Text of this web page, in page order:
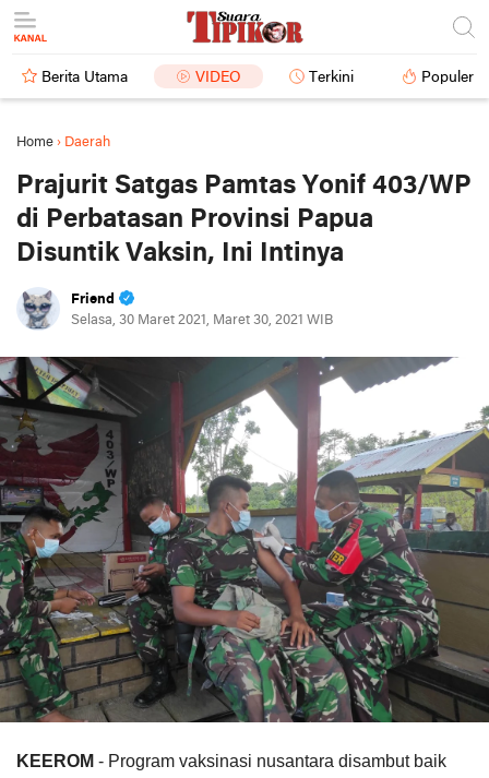
Berita Utama VIDEO Terkini Populer
Home › Daerah
Prajurit Satgas Pamtas Yonif 403/WP
di Perbatasan Provinsi Papua
Disuntik Vaksin, Ini Intinya
Friend
Selasa, 30 Maret 2021, Maret 30, 2021 WIB
KEEROM - Program vaksinasi nusantara disambut baik